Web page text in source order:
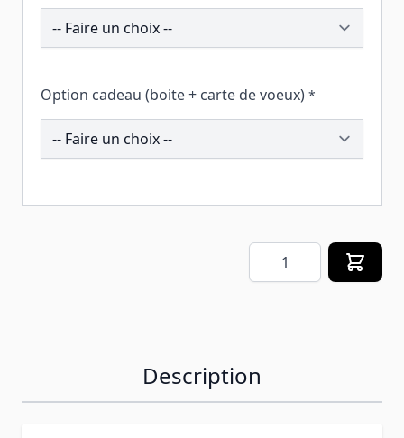
191574
Option cadeau (boite + carte de voeux) *
259585
Quantité
Description